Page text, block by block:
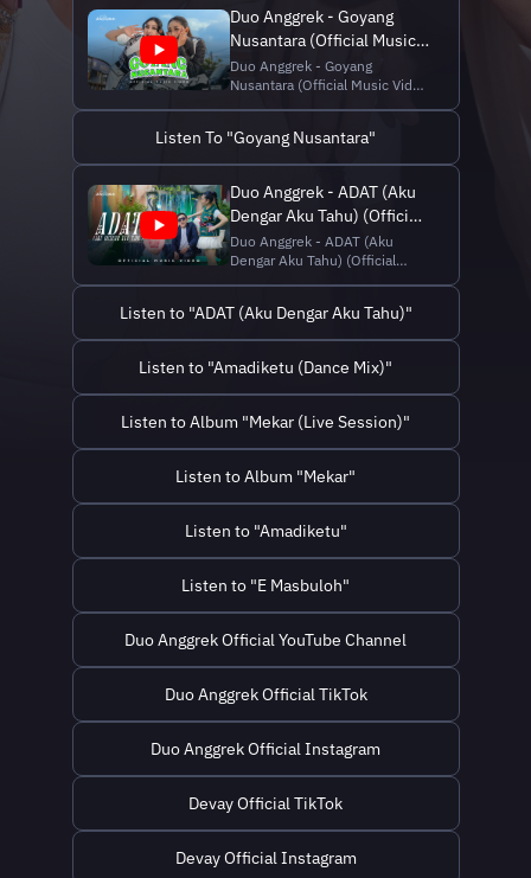
Duo Anggrek - Goyang
Nusantara (Official Music
Video NAGASWARA)
Duo Anggrek - Goyang
Nusantara (Official Music Video
https://lnk.to/GoyangNusantara
AKTIFKAN! Nada Sambung
ketik GNSEB kirim ke 1212.
Menyambut Hari Ulang Tahun
ke-80 Kemerdekaan Republik
Indon...
Listen To "Goyang Nusantara"
Duo Anggrek - ADAT (Aku
Dengar Aku Tahu) (Official
Music Video
NAGASWARA)
Duo Anggrek - ADAT (Aku
Dengar Aku Tahu) (Official
https://lnk.to/AkuDengarAkuTahu
AKTIFKAN!!! Nada Sambung
Anggrek_ADAT (Aku Dengar
Aku Tahu)” ketik AATKI kirim
ke 1212. Duo dangdut mod...
Listen to "ADAT (Aku Dengar Aku Tahu)"
Listen to "Amadiketu (Dance Mix)"
Listen to Album "Mekar (Live Session)"
Listen to Album "Mekar"
Listen to "Amadiketu"
Listen to "E Masbuloh"
Duo Anggrek Official YouTube Channel
Duo Anggrek Official TikTok
Duo Anggrek Official Instagram
Devay Official TikTok
Devay Official Instagram